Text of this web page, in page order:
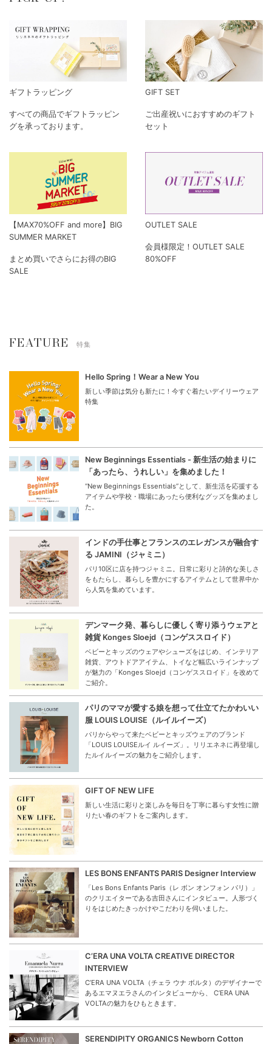
ギフトラッピング
すべての商品でギフトラッピン
グを承っております。
GIFT SET
ご出産祝いにおすすめのギフト
セット
【MAX70%OFF and more】BIG
SUMMER MARKET
まとめ買いでさらにお得のBIG
SALE
OUTLET SALE
会員様限定！OUTLET SALE
80%OFF
FEATURE 特集
Hello Spring！Wear a New You
新しい季節は気分も新たに！今すぐ着たいデイリーウェア
特集
New Beginnings Essentials - 新生活の始まりに
「あったら、うれしい」を集めました！
“New Beginnings Essentials”として、新生活を応援する
アイテムや学校・職場にあったら便利なグッズを集めまし
た。
インドの手仕事とフランスのエレガンスが融合す
る JAMINI（ジャミニ）
パリ10区に店を持つジャミニ。日常に彩りと詩的な美しさ
をもたらし、暮らしを豊かにするアイテムとして世界中か
ら人気を集めています。
デンマーク発、暮らしに優しく寄り添うウェアと
雑貨 Konges Sloejd（コンゲススロイド）
ベビーとキッズのウェアやシューズをはじめ、インテリア
雑貨、アウトドアアイテム、トイなど幅広いラインナップ
が魅力の「Konges Sloejd（コンゲススロイド」を改めて
ご紹介。
パリのママが愛する娘を想って仕立てたかわいい
服 LOUIS LOUISE（ルイルイーズ）
パリからやって来たベビーとキッズウェアのブランド
「LOUIS LOUISEルイ ルイーズ」。リリエネネに再登場し
たルイルイーズの魅力をご紹介します。
GIFT OF NEW LIFE
新しい生活に彩りと楽しみを毎日を丁寧に暮らす女性に贈
りたい春のギフトをご案内します。
LES BONS ENFANTS PARIS Designer Interview
「Les Bons Enfants Paris（レ ボン オンフォン パリ）」
のクリエイターである吉田さんにインタビュー。人形づく
りをはじめたきっかけやこだわりを伺いました。
C’ERA UNA VOLTA CREATIVE DIRECTOR
INTERVIEW
C’ERA UNA VOLTA（チェラ ウナ ボルタ）のデザイナーで
あるエマヌエラさんのインタビューから、 C’ERA UNA
VOLTAの魅力をひもときます。
SERENDIPITY ORGANICS Newborn Cotton